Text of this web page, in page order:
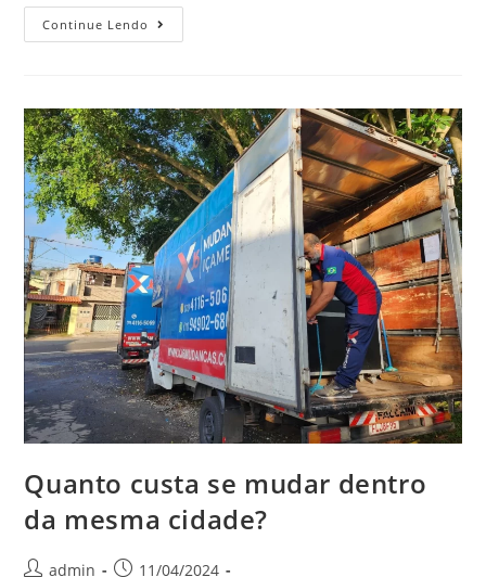
Continue Lendo
Quanto custa se mudar dentro
da mesma cidade?
admin
11/04/2024